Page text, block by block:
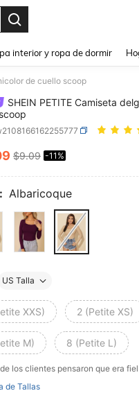
interior y ropa de dormir
de cuello scoop
SHEIN PETITE Camiseta
AND
$9.09 -11%
Albaricoque
US Talla
XXS) 2 (Petite XS)
M) 8 (Petite L)
de los clientes pensaron que era
de Tallas